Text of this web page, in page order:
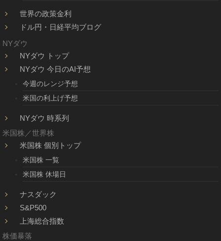
世界の政策金利
ドル円・日経平均ブログ
NYダウ
NYダウ トップ
NYダウ 今日のAI予想
今週のレンジ予想
米国の利上げ予想
NYダウ 時系列
米国株／世界株
米国株 個別トップ
米国株 一覧
米国株 休場日
ナスダック
S&P500
上海総合指数
株価暴落